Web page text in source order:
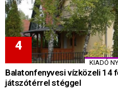
KIADÓ
Balatonfenyvesi vízközeli 14
játszótérrel stéggel